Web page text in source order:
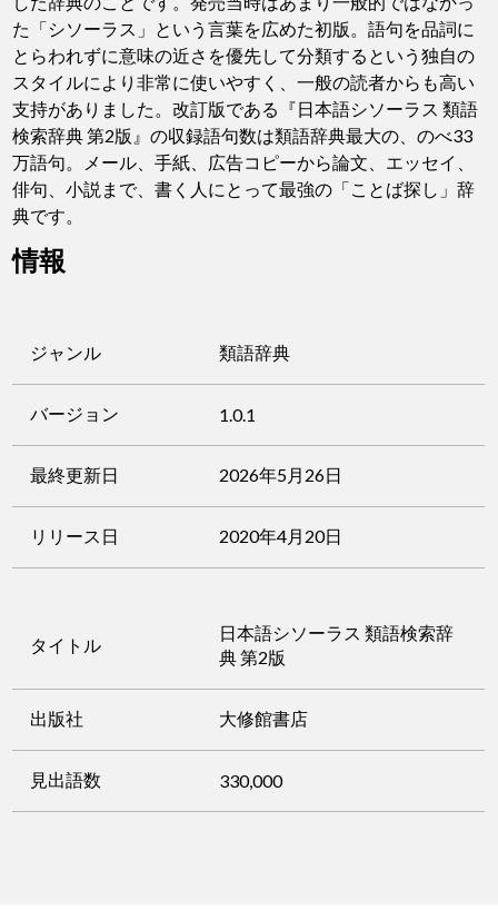
た「シソーラス」という言葉を広めた初版。語句を品詞に
とらわれずに意味の近さを優先して分類するという独自の
スタイルにより非常に使いやすく、一般の読者からも高い
支持がありました。改訂版である『日本語シソーラス 類語
検索辞典 第2版』の収録語句数は類語辞典最大の、のべ33
万語句。メール、手紙、広告コピーから論文、エッセイ、
俳句、小説まで、書く人にとって最強の「ことば探し」辞
典です。
情報
ジャンル 類語辞典
バージョン 1.0.1
最終更新日 2026年5月26日
リリース日 2020年4月20日
タイトル
日本語シソーラス 類語検索辞
典 第2版
出版社 大修館書店
見出語数 330,000